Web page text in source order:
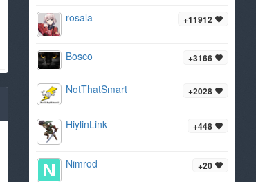
+11912
rosala
+3166
Bosco
+2028
NotThatSmart
+448
HiylinLink
+20
Nimrod